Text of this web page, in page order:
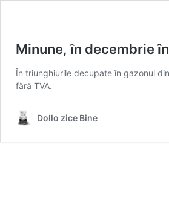
Minune, în decembrie
În triunghiurile decupate în gazonul
fără TVA.
Dollo zice Bine